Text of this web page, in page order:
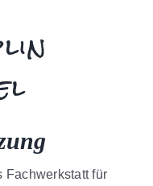
Fachwerkstatt für